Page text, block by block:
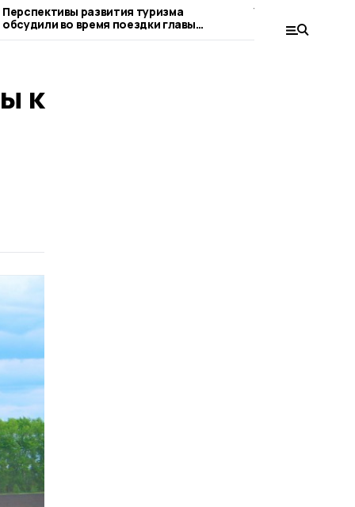
Перспективы развития туризма
обсудили во время поездки главы
региона в Кирсановский округ
Уборочную
Кирсановского
к